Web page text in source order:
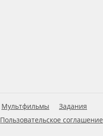
Мультфильмы
Задания
Пользовательское соглашение